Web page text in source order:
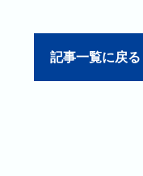
記事一覧に戻る